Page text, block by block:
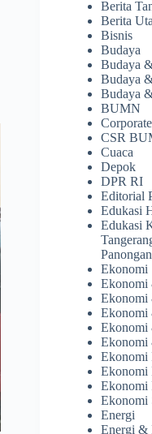
Berita
Berita
Bisnis
Budaya
Budaya
Budaya
Budaya
BUMN
CSR
Cuaca
Depok
DPR RI
Editorial
Edukasi
Edukasi
Ekonomi
Ekonomi
Ekonomi
Ekonomi
Ekonomi
Ekonomi
Ekonomi
Ekonomi
Ekonomi
Ekonomi
Energi
Energi &